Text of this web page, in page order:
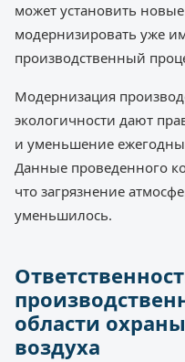
может установить
модернизировать уже
производственный
Модернизация
экологичности дают
и уменьшение
Данные проведенного
что загрязнение
уменьшилось.
области
воздуха